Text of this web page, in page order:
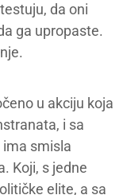
da oni
ga upropaste.
u akciju koja
i sa
ima smisla
Koji, s jedne
elite, a sa